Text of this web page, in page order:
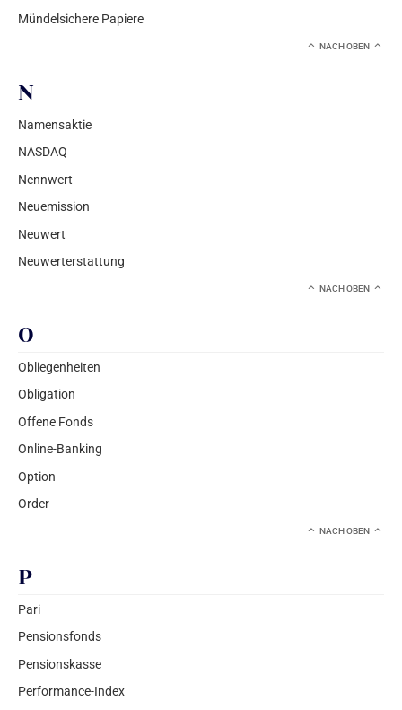
Mündelsichere Papiere
NACH OBEN
N
Namensaktie
NASDAQ
Nennwert
Neuemission
Neuwert
Neuwerterstattung
NACH OBEN
O
Obliegenheiten
Obligation
Offene Fonds
Online-Banking
Option
Order
NACH OBEN
P
Pari
Pensionsfonds
Pensionskasse
Performance-Index